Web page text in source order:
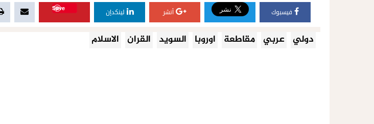
فيسبوك أنشر لينكدإن
Save
دولي عربي مقاطعة اوروبا السويد القران الاسلام